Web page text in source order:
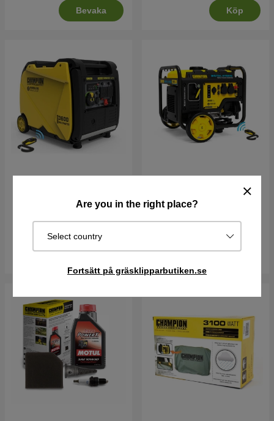
Are you in the right place?
Select country
Fortsätt på gräsklipparbutiken.se
Bevaka Köp
Köp
Champion 3600W Hybrid
Bevaka